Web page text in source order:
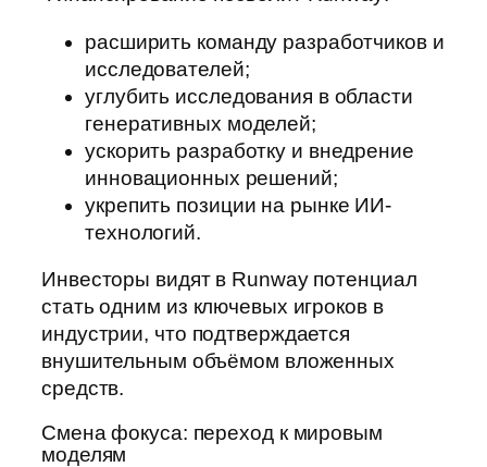
расширить команду разработчиков и
исследователей;
углубить исследования в области
генеративных моделей;
ускорить разработку и внедрение
инновационных решений;
укрепить позиции на рынке ИИ-
технологий.
Инвесторы видят в Runway потенциал
стать одним из ключевых игроков в
индустрии, что подтверждается
внушительным объёмом вложенных
средств.
Смена фокуса: переход к мировым
моделям